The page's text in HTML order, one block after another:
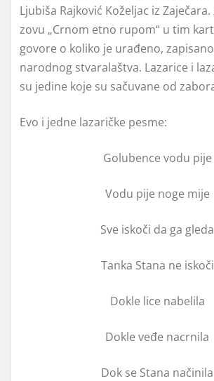
Ljubiša Rajković Koželjac iz
zovu „Crnom etno rupom“ u tim
govore o koliko je urađeno,
narodnog stvaralaštva. Lazarice i
su jedine koje su sačuvane od
Evo i jedne lazaričke pesme:
Golubence vodu pije
Vodu pije noge mije
Sve iskoči da ga gleda
Tanka Stana ne iskoči
Dokle lice nabelila
Dokle veđe nacrnila
Dok se Stana načinila